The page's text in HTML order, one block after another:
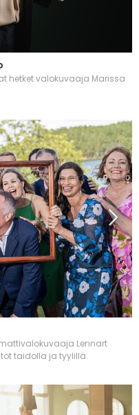
hetket valokuvaaja Marissa
Lennart
taidolla ja tyylillä.